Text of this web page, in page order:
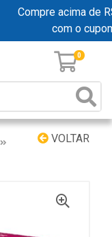
Compre acima de
com o
0
VOLTAR